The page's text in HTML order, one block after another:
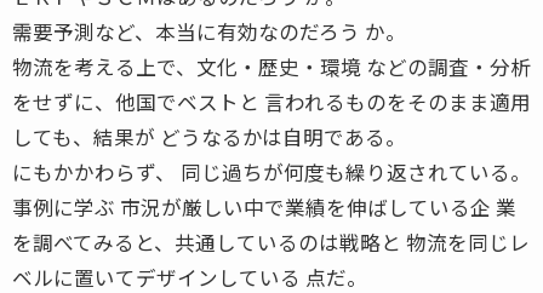
需要予測など、本当に有効なのだろう か。
物流を考える上で、文化・歴史・環境 などの調査・分析
をせずに、他国でベストと 言われるものをそのまま適用
しても、結果が どうなるかは自明である。
にもかかわらず、 同じ過ちが何度も繰り返されている。
事例に学ぶ 市況が厳しい中で業績を伸ばしている企 業
を調べてみると、共通しているのは戦略と 物流を同じレ
ベルに置いてデザインしている 点だ。